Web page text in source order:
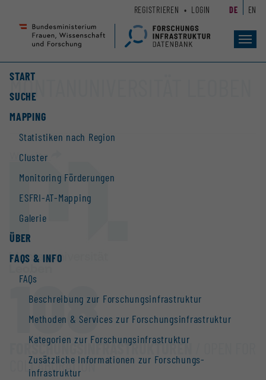
Seiteninhalt
Accesskey
Hauptnavigation
Accesskey
START
SUCHE
MAPPING
Statistiken nach Region
Cluster
Monitoring Förderungen
ESFRI-AT-Mapping
Galerie
ÜBER
FAQS & INFO
FAQs
Beschreibung zur Forschungs­infrastruktur
Methoden & Services zur Forschungs­infrastruktur
Kategorien zur Forschungs­infrastruktur
Zusätzliche Informationen zur Forschungs­
infrastruktur
REGISTRIEREN LOGIN DE EN
MONTANUNIVERSITÄT LEOBEN
Website
108
FORSCHUNGS­INFRASTRUKTUREN
COLLABORATION